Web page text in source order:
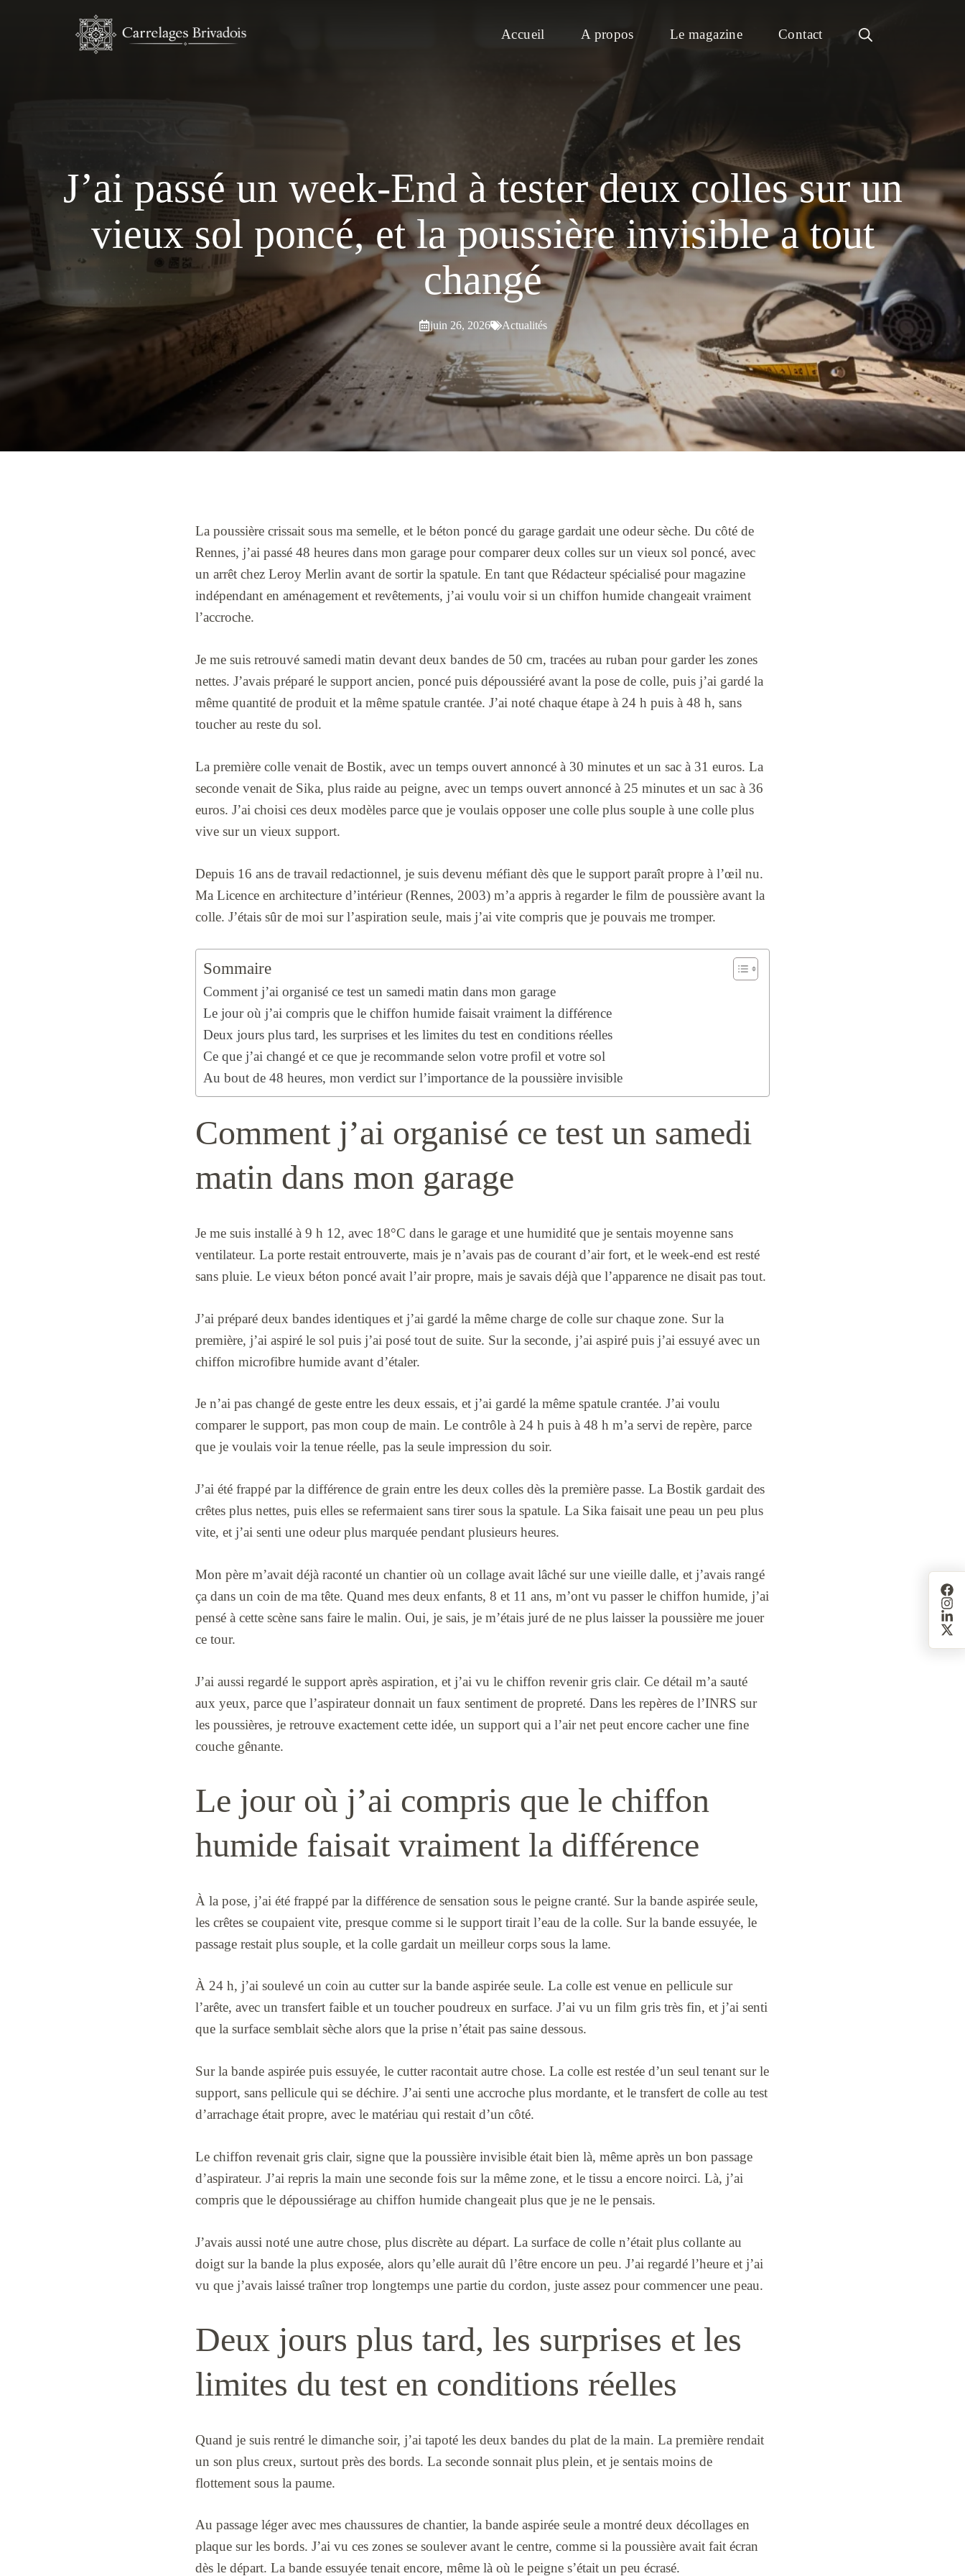
Accueil A propos Le magazine Contact
J’ai passé un week-End à tester deux colles sur un
vieux sol poncé, et la poussière invisible a tout
changé
juin 26, 2026 Actualités
La poussière crissait sous ma semelle, et le béton poncé du garage gardait une odeur sèche. Du côté de
Rennes, j’ai passé 48 heures dans mon garage pour comparer deux colles sur un vieux sol poncé, avec
un arrêt chez Leroy Merlin avant de sortir la spatule. En tant que Rédacteur spécialisé pour magazine
indépendant en aménagement et revêtements, j’ai voulu voir si un chiffon humide changeait vraiment
l’accroche.
Je me suis retrouvé samedi matin devant deux bandes de 50 cm, tracées au ruban pour garder les zones
nettes. J’avais préparé le support ancien, poncé puis dépoussiéré avant la pose de colle, puis j’ai gardé la
même quantité de produit et la même spatule crantée. J’ai noté chaque étape à 24 h puis à 48 h, sans
toucher au reste du sol.
La première colle venait de Bostik, avec un temps ouvert annoncé à 30 minutes et un sac à 31 euros. La
seconde venait de Sika, plus raide au peigne, avec un temps ouvert annoncé à 25 minutes et un sac à 36
euros. J’ai choisi ces deux modèles parce que je voulais opposer une colle plus souple à une colle plus
vive sur un vieux support.
Depuis 16 ans de travail redactionnel, je suis devenu méfiant dès que le support paraît propre à l’œil nu.
Ma Licence en architecture d’intérieur (Rennes, 2003) m’a appris à regarder le film de poussière avant la
colle. J’étais sûr de moi sur l’aspiration seule, mais j’ai vite compris que je pouvais me tromper.
Sommaire
Comment j’ai organisé ce test un samedi matin dans mon garage
Le jour où j’ai compris que le chiffon humide faisait vraiment la différence
Deux jours plus tard, les surprises et les limites du test en conditions réelles
Ce que j’ai changé et ce que je recommande selon votre profil et votre sol
Au bout de 48 heures, mon verdict sur l’importance de la poussière invisible
Comment j’ai organisé ce test un samedi
matin dans mon garage
Je me suis installé à 9 h 12, avec 18°C dans le garage et une humidité que je sentais moyenne sans
ventilateur. La porte restait entrouverte, mais je n’avais pas de courant d’air fort, et le week-end est resté
sans pluie. Le vieux béton poncé avait l’air propre, mais je savais déjà que l’apparence ne disait pas tout.
J’ai préparé deux bandes identiques et j’ai gardé la même charge de colle sur chaque zone. Sur la
première, j’ai aspiré le sol puis j’ai posé tout de suite. Sur la seconde, j’ai aspiré puis j’ai essuyé avec un
chiffon microfibre humide avant d’étaler.
Je n’ai pas changé de geste entre les deux essais, et j’ai gardé la même spatule crantée. J’ai voulu
comparer le support, pas mon coup de main. Le contrôle à 24 h puis à 48 h m’a servi de repère, parce
que je voulais voir la tenue réelle, pas la seule impression du soir.
J’ai été frappé par la différence de grain entre les deux colles dès la première passe. La Bostik gardait des
crêtes plus nettes, puis elles se refermaient sans tirer sous la spatule. La Sika faisait une peau un peu plus
vite, et j’ai senti une odeur plus marquée pendant plusieurs heures.
Mon père m’avait déjà raconté un chantier où un collage avait lâché sur une vieille dalle, et j’avais rangé
ça dans un coin de ma tête. Quand mes deux enfants, 8 et 11 ans, m’ont vu passer le chiffon humide, j’ai
pensé à cette scène sans faire le malin. Oui, je sais, je m’étais juré de ne plus laisser la poussière me jouer
ce tour.
J’ai aussi regardé le support après aspiration, et j’ai vu le chiffon revenir gris clair. Ce détail m’a sauté
aux yeux, parce que l’aspirateur donnait un faux sentiment de propreté. Dans les repères de l’INRS sur
les poussières, je retrouve exactement cette idée, un support qui a l’air net peut encore cacher une fine
couche gênante.
Le jour où j’ai compris que le chiffon
humide faisait vraiment la différence
À la pose, j’ai été frappé par la différence de sensation sous le peigne cranté. Sur la bande aspirée seule,
les crêtes se coupaient vite, presque comme si le support tirait l’eau de la colle. Sur la bande essuyée, le
passage restait plus souple, et la colle gardait un meilleur corps sous la lame.
À 24 h, j’ai soulevé un coin au cutter sur la bande aspirée seule. La colle est venue en pellicule sur
l’arête, avec un transfert faible et un toucher poudreux en surface. J’ai vu un film gris très fin, et j’ai senti
que la surface semblait sèche alors que la prise n’était pas saine dessous.
Sur la bande aspirée puis essuyée, le cutter racontait autre chose. La colle est restée d’un seul tenant sur le
support, sans pellicule qui se déchire. J’ai senti une accroche plus mordante, et le transfert de colle au test
d’arrachage était propre, avec le matériau qui restait d’un côté.
Le chiffon revenait gris clair, signe que la poussière invisible était bien là, même après un bon passage
d’aspirateur. J’ai repris la main une seconde fois sur la même zone, et le tissu a encore noirci. Là, j’ai
compris que le dépoussiérage au chiffon humide changeait plus que je ne le pensais.
J’avais aussi noté une autre chose, plus discrète au départ. La surface de colle n’était plus collante au
doigt sur la bande la plus exposée, alors qu’elle aurait dû l’être encore un peu. J’ai regardé l’heure et j’ai
vu que j’avais laissé traîner trop longtemps une partie du cordon, juste assez pour commencer une peau.
Deux jours plus tard, les surprises et les
limites du test en conditions réelles
Quand je suis rentré le dimanche soir, j’ai tapoté les deux bandes du plat de la main. La première rendait
un son plus creux, surtout près des bords. La seconde sonnait plus plein, et je sentais moins de
flottement sous la paume.
Au passage léger avec mes chaussures de chantier, la bande aspirée seule a montré deux décollages en
plaque sur les bords. J’ai vu ces zones se soulever avant le centre, comme si la poussière avait fait écran
dès le départ. La bande essuyée tenait encore, même là où le peigne s’était un peu écrasé.